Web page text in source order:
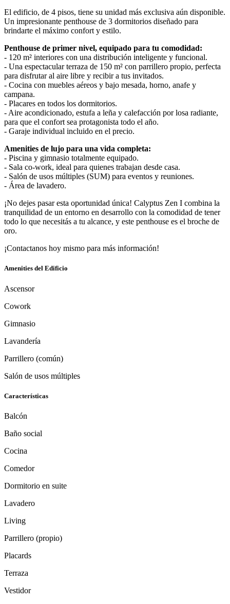
El edificio, de 4 pisos, tiene su unidad más exclusiva aún disponible.
Un impresionante penthouse de 3 dormitorios diseñado para
brindarte el máximo confort y estilo.
Penthouse de primer nivel, equipado para tu comodidad:
- 120 m² interiores con una distribución inteligente y funcional.
- Una espectacular terraza de 150 m² con parrillero propio, perfecta
para disfrutar al aire libre y recibir a tus invitados.
- Cocina con muebles aéreos y bajo mesada, horno, anafe y
campana.
- Placares en todos los dormitorios.
- Aire acondicionado, estufa a leña y calefacción por losa radiante,
para que el confort sea protagonista todo el año.
- Garaje individual incluido en el precio.
Amenities de lujo para una vida completa:
- Piscina y gimnasio totalmente equipado.
- Sala co-work, ideal para quienes trabajan desde casa.
- Salón de usos múltiples (SUM) para eventos y reuniones.
- Área de lavadero.
¡No dejes pasar esta oportunidad única! Calyptus Zen I combina la
tranquilidad de un entorno en desarrollo con la comodidad de tener
todo lo que necesitás a tu alcance, y este penthouse es el broche de
oro.
¡Contactanos hoy mismo para más información!
Amenities del Edificio
Ascensor
Cowork
Gimnasio
Lavandería
Parrillero (común)
Salón de usos múltiples
Características
Balcón
Baño social
Cocina
Comedor
Dormitorio en suite
Lavadero
Living
Parrillero (propio)
Placards
Terraza
Vestidor